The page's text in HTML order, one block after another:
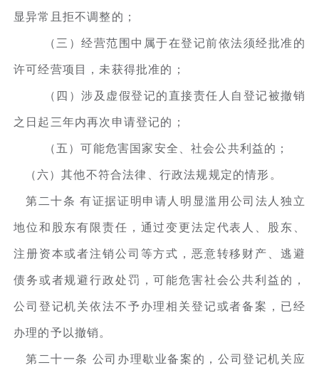
显异常且拒不调整的；
（三）经营范围中属于在登记前依法须经批准的
许可经营项目，未获得批准的；
（四）涉及虚假登记的直接责任人自登记被撤销
之日起三年内再次申请登记的；
（五）可能危害国家安全、社会公共利益的；
（六）其他不符合法律、行政法规规定的情形。
第二十条 有证据证明申请人明显滥用公司法人独立
地位和股东有限责任，通过变更法定代表人、股东、
注册资本或者注销公司等方式，恶意转移财产、逃避
债务或者规避行政处罚，可能危害社会公共利益的，
公司登记机关依法不予办理相关登记或者备案，已经
办理的予以撤销。
第二十一条 公司办理歇业备案的，公司登记机关应